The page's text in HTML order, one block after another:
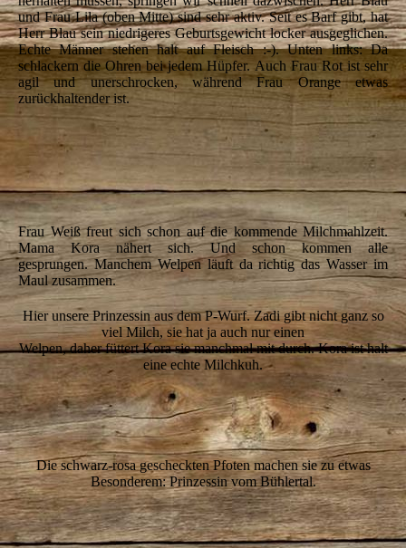
und Frau Lila (oben Mitte) sind sehr aktiv. Seit es Barf gibt, hat
Herr Blau sein niedrigeres Geburtsgewicht locker ausgeglichen.
Echte Männer stehen halt auf Fleisch :-). Unten links: Da
schlackern die Ohren bei jedem Hüpfer. Auch Frau Rot ist sehr
agil und unerschrocken, während Frau Orange etwas
zurückhaltender ist.
IMG_6892
IMG_6899
IMG_6906
Frau Weiß freut sich schon auf die kommende Milchmahlzeit.
Mama Kora nähert sich. Und schon kommen alle
gesprungen. Manchem Welpen läuft da richtig das Wasser im
Maul zusammen.
Hier unsere Prinzessin aus dem P-Wurf. Zadi gibt nicht ganz so
viel Milch, sie hat ja auch nur einen
Welpen, daher füttert Kora sie manchmal mit durch. Kora ist halt
eine echte Milchkuh.
IMG_6914
IMG_6945
Die schwarz-rosa gescheckten Pfoten machen sie zu etwas
Besonderem: Prinzessin vom Bühlertal.
IMG_6927